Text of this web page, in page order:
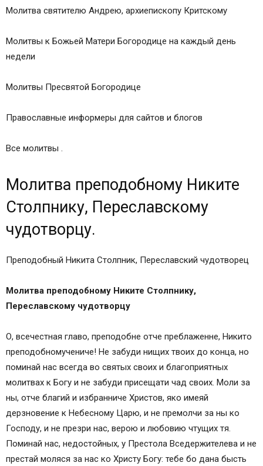
Молитва святителю Андрею, архиепископу Критскому
Молитвы к Божьей Матери Богородице на каждый день
недели
Молитвы Пресвятой Богородице
Православные информеры для сайтов и блогов
Все молитвы .
Молитва преподобному Никите
Столпнику, Переславскому
чудотворцу.
Преподобный Никита Столпник, Переславский чудотворец
Молитва преподобному Никите Столпнику,
Переславскому чудотворцу
О, всечестная главо, преподобне отче преблаженне, Никито
преподобномучениче! Не забуди нищих твоих до конца, но
поминай нас всегда во святых своих и благоприятных
молитвах к Богу и не забуди присещати чад своих. Моли за
ны, отче благий и избранниче Христов, яко имеяй
дерзновение к Небесному Царю, и не премолчи за ны ко
Господу, и не презри нас, верою и любовию чтущих тя.
Поминай нас, недостойных, у Престола Вседержителева и не
престай моляся за нас ко Христу Богу: тебе бо дана бысть